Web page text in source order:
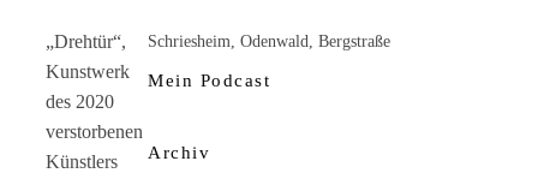
„Drehtür“,
Kunstwerk
des 2020
verstorbenen
Künstlers
Schriesheim, Odenwald, Bergstraße
Mein Podcast
Archiv